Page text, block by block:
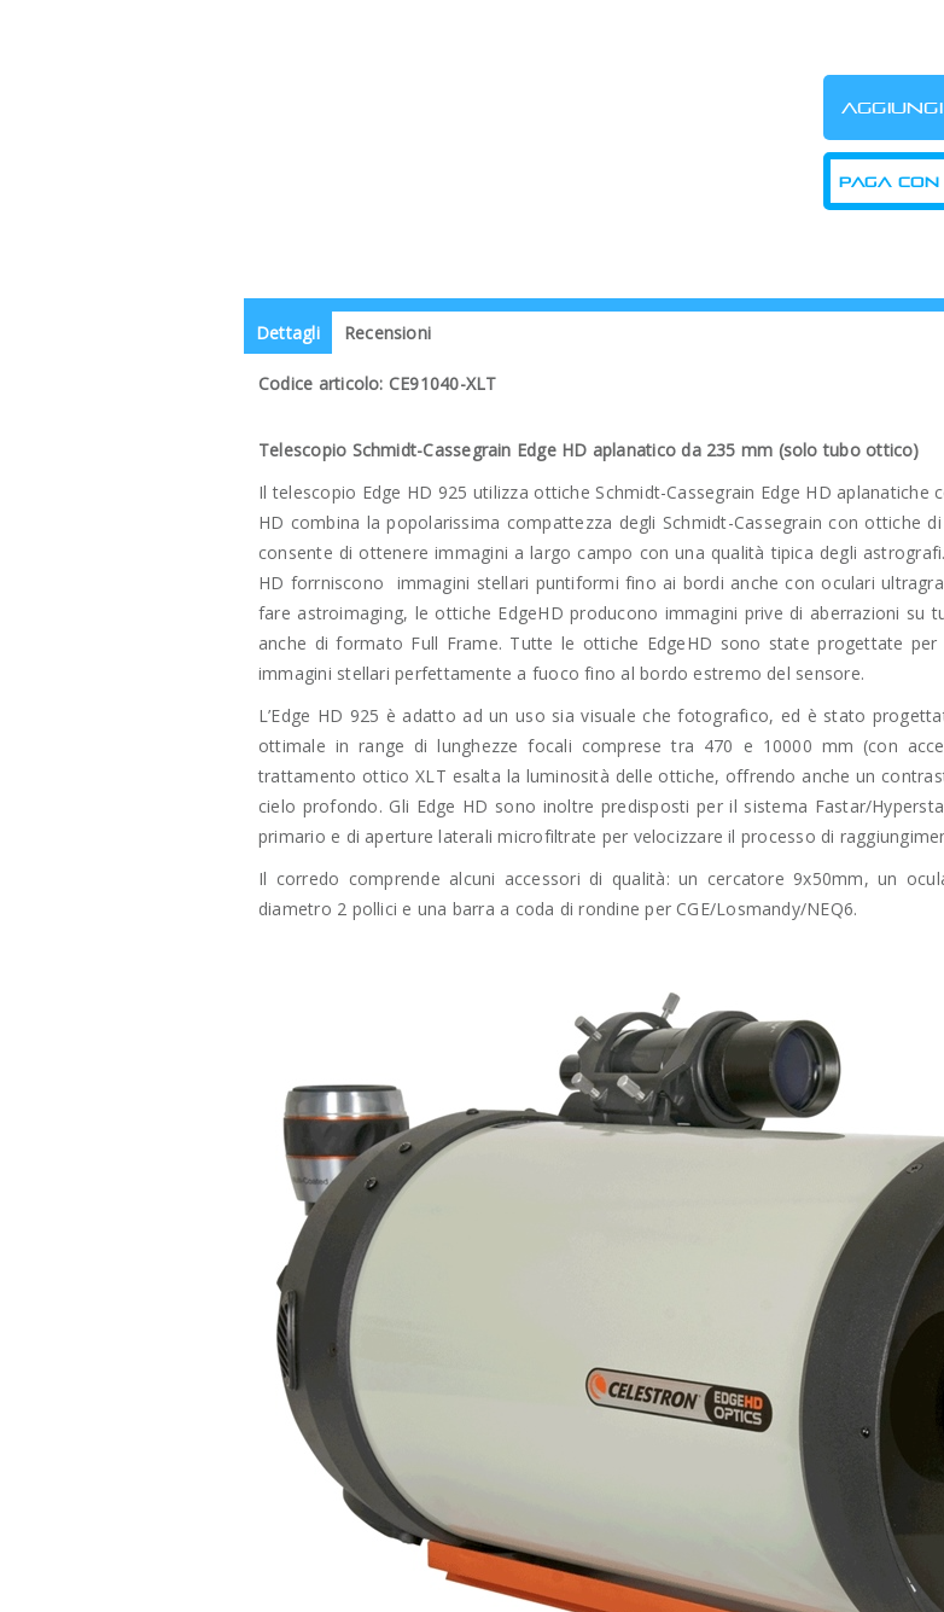
PAGA CON
Dettagli Recensioni
Codice articolo: CE91040-XLT
Telescopio Schmidt-Cassegrain Edge HD aplanatico da 235 mm (solo tubo ottico)
Il telescopio Edge HD 925 utilizza ottiche Schmidt-Cassegrain Edge HD
HD combina la popolarissima compattezza degli Schmidt-Cassegrain con ottiche
consente di ottenere immagini a largo campo con una qualità tipica degli
HD forrniscono immagini stellari puntiformi fino ai bordi anche con oculari
fare astroimaging, le ottiche EdgeHD producono immagini prive di aberrazioni su
anche di formato Full Frame. Tutte le ottiche EdgeHD sono state progettate
immagini stellari perfettamente a fuoco fino al bordo estremo del sensore.
L’Edge HD 925 è adatto ad un uso sia visuale che fotografico, ed è stato
ottimale in range di lunghezze focali comprese tra 470 e 10000 mm (con
trattamento ottico XLT esalta la luminosità delle ottiche, offrendo anche un
cielo profondo. Gli Edge HD sono inoltre predisposti per il sistema Fastar/
primario e di aperture laterali microfiltrate per velocizzare il processo di
Il corredo comprende alcuni accessori di qualità: un cercatore 9x50mm, un
diametro 2 pollici e una barra a coda di rondine per CGE/Losmandy/NEQ6.